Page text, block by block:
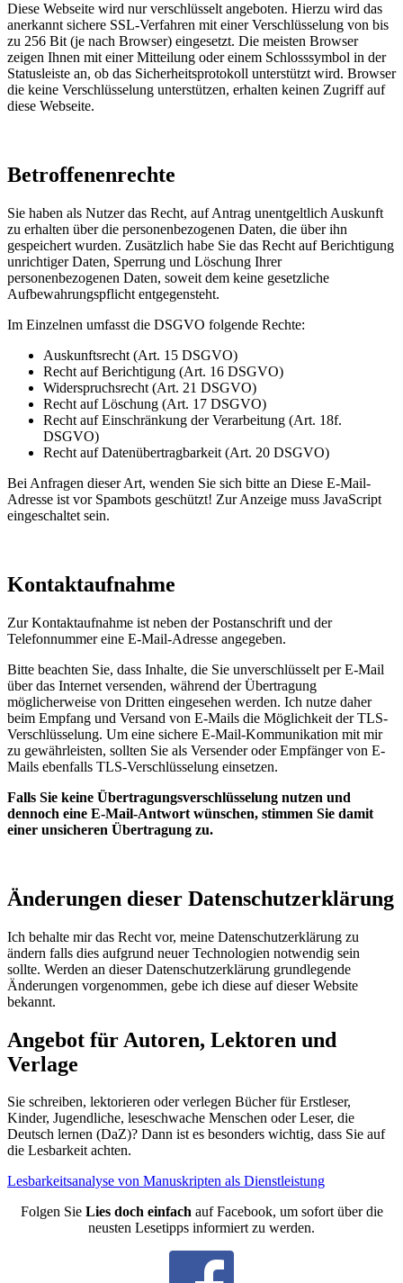
Diese Webseite wird nur verschlüsselt angeboten. Hierzu wird das
anerkannt sichere SSL-Verfahren mit einer Verschlüsselung von bis
zu 256 Bit (je nach Browser) eingesetzt. Die meisten Browser
zeigen Ihnen mit einer Mitteilung oder einem Schlosssymbol in der
Statusleiste an, ob das Sicherheitsprotokoll unterstützt wird. Browser
die keine Verschlüsselung unterstützen, erhalten keinen Zugriff auf
diese Webseite.
Betroffenenrechte
Sie haben als Nutzer das Recht, auf Antrag unentgeltlich Auskunft
zu erhalten über die personenbezogenen Daten, die über ihn
gespeichert wurden. Zusätzlich habe Sie das Recht auf Berichtigung
unrichtiger Daten, Sperrung und Löschung Ihrer
personenbezogenen Daten, soweit dem keine gesetzliche
Aufbewahrungspflicht entgegensteht.
Im Einzelnen umfasst die DSGVO folgende Rechte:
Auskunftsrecht (Art. 15 DSGVO)
Recht auf Berichtigung (Art. 16 DSGVO)
Widerspruchsrecht (Art. 21 DSGVO)
Recht auf Löschung (Art. 17 DSGVO)
Recht auf Einschränkung der Verarbeitung (Art. 18f.
DSGVO)
Recht auf Datenübertragbarkeit (Art. 20 DSGVO)
Bei Anfragen dieser Art, wenden Sie sich bitte an Diese E-Mail-
Adresse ist vor Spambots geschützt! Zur Anzeige muss JavaScript
eingeschaltet sein.
Kontaktaufnahme
Zur Kontaktaufnahme ist neben der Postanschrift und der
Telefonnummer eine E-Mail-Adresse angegeben.
Bitte beachten Sie, dass Inhalte, die Sie unverschlüsselt per E-Mail
über das Internet versenden, während der Übertragung
möglicherweise von Dritten eingesehen werden. Ich nutze daher
beim Empfang und Versand von E-Mails die Möglichkeit der TLS-
Verschlüsselung. Um eine sichere E-Mail-Kommunikation mit mir
zu gewährleisten, sollten Sie als Versender oder Empfänger von E-
Mails ebenfalls TLS-Verschlüsselung einsetzen.
Falls Sie keine Übertragungsverschlüsselung nutzen und
dennoch eine E-Mail-Antwort wünschen, stimmen Sie damit
einer unsicheren Übertragung zu.
Änderungen dieser Datenschutzerklärung
Ich behalte mir das Recht vor, meine Datenschutzerklärung zu
ändern falls dies aufgrund neuer Technologien notwendig sein
sollte. Werden an dieser Datenschutzerklärung grundlegende
Änderungen vorgenommen, gebe ich diese auf dieser Website
bekannt.
Angebot für Autoren, Lektoren und
Verlage
Sie schreiben, lektorieren oder verlegen Bücher für Erstleser,
Kinder, Jugendliche, leseschwache Menschen oder Leser, die
Deutsch lernen (DaZ)? Dann ist es besonders wichtig, dass Sie auf
die Lesbarkeit achten.
Lesbarkeitsanalyse von Manuskripten als Dienstleistung
Folgen Sie Lies doch einfachauf Facebook, um sofort über die
neusten Lesetipps informiert zu werden.